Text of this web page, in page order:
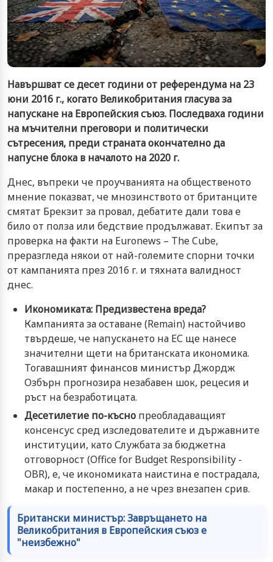
Навършват се десет години от референдума на 23
юни 2016 г., когато Великобритания гласува за
напускане на Европейския съюз. Последваха години
на мъчителни преговори и политически
сътресения, преди страната окончателно да
напусне блока в началото на 2020 г.
Днес, въпреки че проучванията на общественото
мнение показват, че мнозинството от британците
смятат Брекзит за провал, дебатите дали това е
било от полза или бедствие продължават. Екипът за
проверка на факти на Euronews – The Cube,
преразгледа някои от най-големите спорни точки
от кампанията през 2016 г. и тяхната валидност
днес.
Икономиката: Предизвестена вреда?
Кампанията за оставане (Remain) настойчиво
твърдеше, че напускането на ЕС ще нанесе
значителни щети на британската икономика.
Тогавашният финансов министър Джордж
Озбърн прогнозира незабавен шок, рецесия и
ръст на безработицата.
Десетилетие по-късно преобладаващият
консенсус сред изследователите и държавните
институции, като Службата за бюджетна
отговорност (Office for Budget Responsibility -
OBR), е, че икономиката наистина е пострадала,
макар и постепенно, а не чрез внезапен срив.
Британски министър: Завръщането на
Великобритания в Европейския съюз е
"неизбежно"